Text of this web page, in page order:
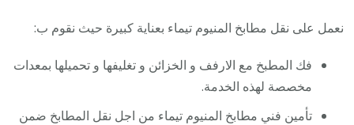
نعمل على نقل مطابخ المنيوم تيماء بعناية كبيرة حيث نقوم ب:
فك المطبخ مع الارفف و الخزائن و تغليفها و تحميلها بمعدات
مخصصة لهذه الخدمة.
تأمين فني مطابخ المنيوم تيماء من اجل نقل المطابخ ضمن